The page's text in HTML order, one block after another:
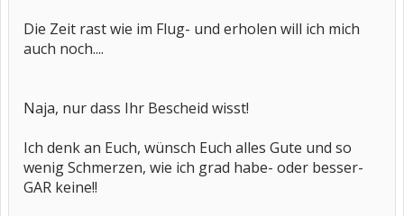
Die Zeit rast wie im Flug- und erholen will ich mich
auch noch....
Naja, nur dass Ihr Bescheid wisst!
Ich denk an Euch, wünsch Euch alles Gute und so
wenig Schmerzen, wie ich grad habe- oder besser-
GAR keine!!